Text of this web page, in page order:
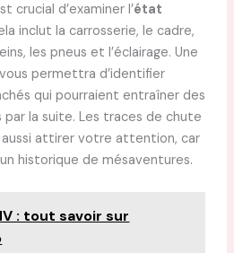
crucial d’examiner l’état
inclut la carrosserie, le cadre,
les pneus et l’éclairage. Une
permettra d’identifier
qui pourraient entraîner des
la suite. Les traces de chute
attirer votre attention, car
historique de mésaventures.
: tout savoir sur